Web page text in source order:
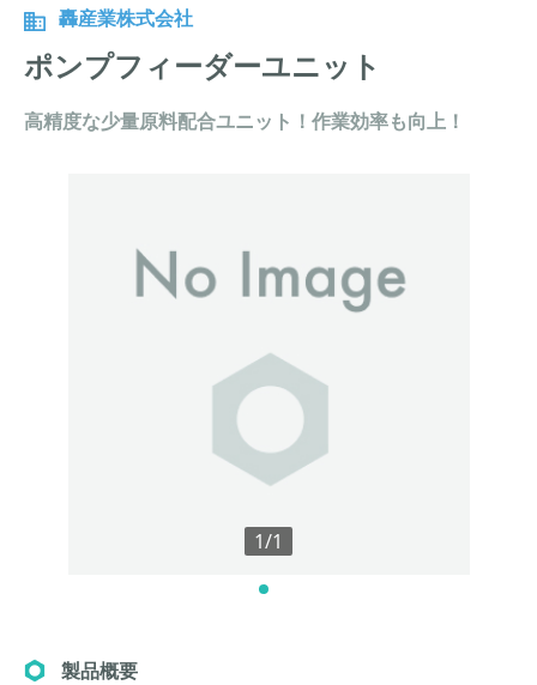
轟産業株式会社
ポンプフィーダーユニット
高精度な少量原料配合ユニット！作業効率も向上！
1/1
製品概要